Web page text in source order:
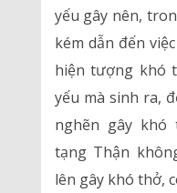
yếu gây nên,
kém dẫn đến
hiện tượng khó
yếu mà sinh ra,
nghẽn gây
tạng Thận
lên gây khó thở,